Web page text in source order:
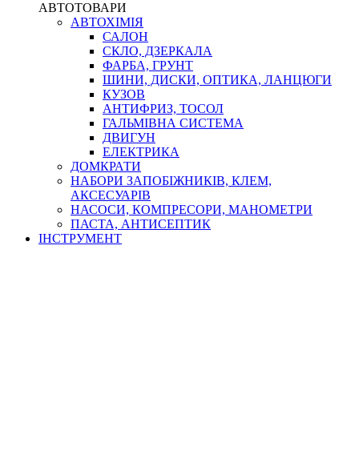
АВТОТОВАРИ
АВТОХІМІЯ
САЛОН
СКЛО, ДЗЕРКАЛА
ФАРБА, ГРУНТ
ШИНИ, ДИСКИ, ОПТИКА, ЛАНЦЮГИ
КУЗОВ
АНТИФРИЗ, ТОСОЛ
ГАЛЬМІВНА СИСТЕМА
ДВИГУН
ЕЛЕКТРИКА
ДОМКРАТИ
НАБОРИ ЗАПОБІЖНИКІВ, КЛЕМ,
АКСЕСУАРІВ
НАСОСИ, КОМПРЕСОРИ, МАНОМЕТРИ
ПАСТА, АНТИСЕПТИК
ІНСТРУМЕНТ